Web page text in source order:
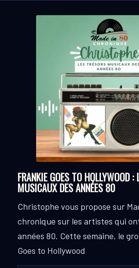
FRANKIE GOES TO HOLLYWOOD :
MUSICAUX DES ANNÉES 80
Christophe vous propose sur
chronique sur les artistes qui
années 80. Cette semaine, le
Goes to Hollywood